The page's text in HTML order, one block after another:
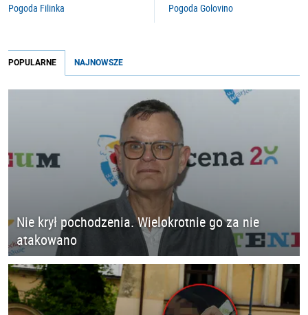
Pogoda Filinka Pogoda Golovino
POPULARNE NAJNOWSZE
Nie krył pochodzenia. Wielokrotnie go za nie
atakowano